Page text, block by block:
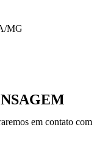
MG
em contato com